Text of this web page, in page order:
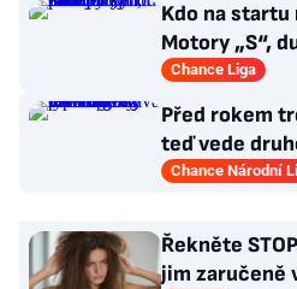
Kdo na
Motory „S“,
pohárových
Chance Liga
Před rokem
teď vede
reportér
Chance Národní
Řekněte
jim zaručeně